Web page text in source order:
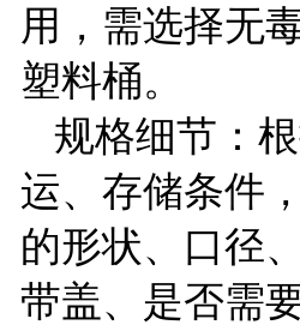
用，需选择无
塑料桶。
规格细节：
运、存储条件
的形状、口径
带盖、是否需